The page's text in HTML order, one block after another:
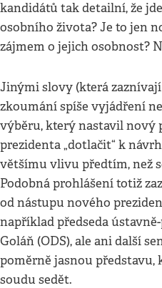
kandidátů tak detailní, že
osobního života? Je to jen
zájmem o jejich osobnost?
Jinými slovy (která
zkoumání spíše vyjádření
výběru, který nastavil nový
prezidenta „dotlačit“ k
většímu vlivu předtím, než
Podobná prohlášení totiž
od nástupu nového
například předseda
Goláň (ODS), ale ani další
poměrně jasnou představu,
soudu sedět.